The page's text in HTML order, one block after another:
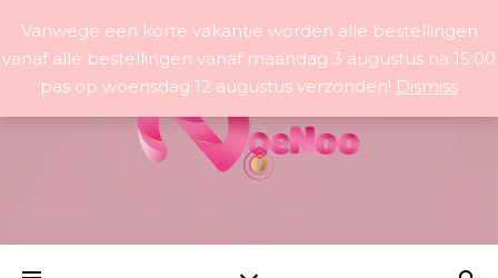
Vanwege een korte vakantie worden alle bestellingen
vanaf alle bestellingen vanaf maandag 3 augustus na 15:00
pas op woensdag 12 augustus verzonden! Dismiss